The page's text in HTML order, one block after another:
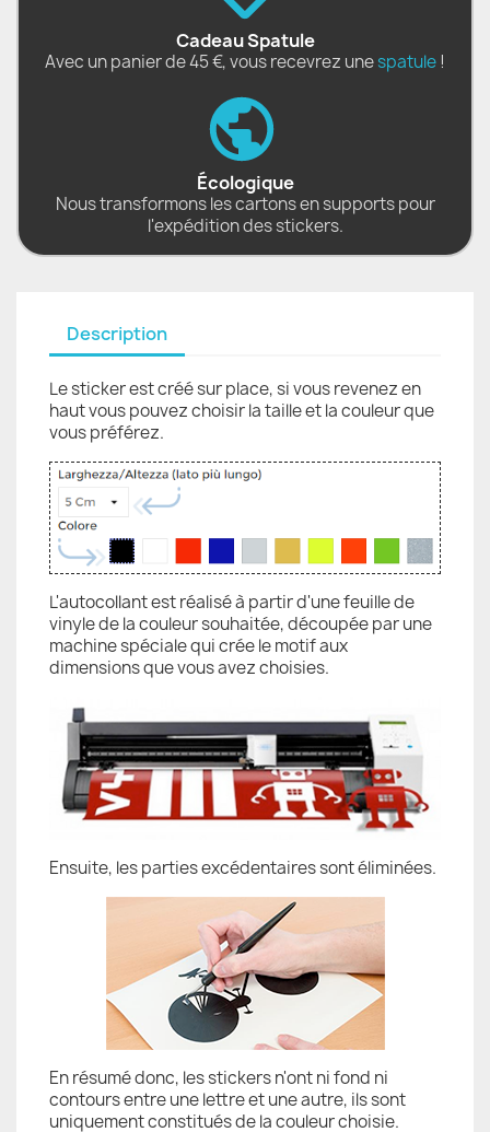
Cadeau Spatule
Avec un panier de 45 €, vous recevrez unespatule !
Écologique
Nous transformons les cartons en supports pour
l'expédition des stickers.
Description
Le sticker est créé sur place, si vous revenez en
haut vous pouvez choisir la taille et la couleur que
vous préférez.
L'autocollant est réalisé à partir d'une feuille de
vinyle de la couleur souhaitée, découpée par une
machine spéciale qui crée le motif aux
dimensions que vous avez choisies.
Ensuite, les parties excédentaires sont éliminées.
En résumé donc, les stickers n'ont ni fond ni
contours entre une lettre et une autre, ils sont
uniquement constitués de la couleur choisie.